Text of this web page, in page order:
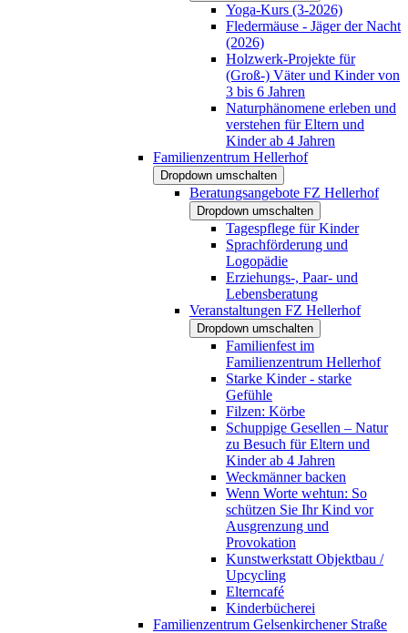
Yoga-Kurs (3-2026)
Fledermäuse - Jäger der Nacht
(2026)
Holzwerk-Projekte für
(Groß-) Väter und Kinder von
3 bis 6 Jahren
Naturphänomene erleben und
verstehen für Eltern und
Kinder ab 4 Jahren
Familienzentrum Hellerhof
Dropdown umschalten
Beratungsangebote FZ Hellerhof
Dropdown umschalten
Tagespflege für Kinder
Sprachförderung und
Logopädie
Erziehungs-, Paar- und
Lebensberatung
Veranstaltungen FZ Hellerhof
Dropdown umschalten
Familienfest im
Familienzentrum Hellerhof
Starke Kinder - starke
Gefühle
Filzen: Körbe
Schuppige Gesellen – Natur
zu Besuch für Eltern und
Kinder ab 4 Jahren
Weckmänner backen
Wenn Worte wehtun: So
schützen Sie Ihr Kind vor
Ausgrenzung und
Provokation
Kunstwerkstatt Objektbau /
Upcycling
Elterncafé
Kinderbücherei
Familienzentrum Gelsenkirchener Straße